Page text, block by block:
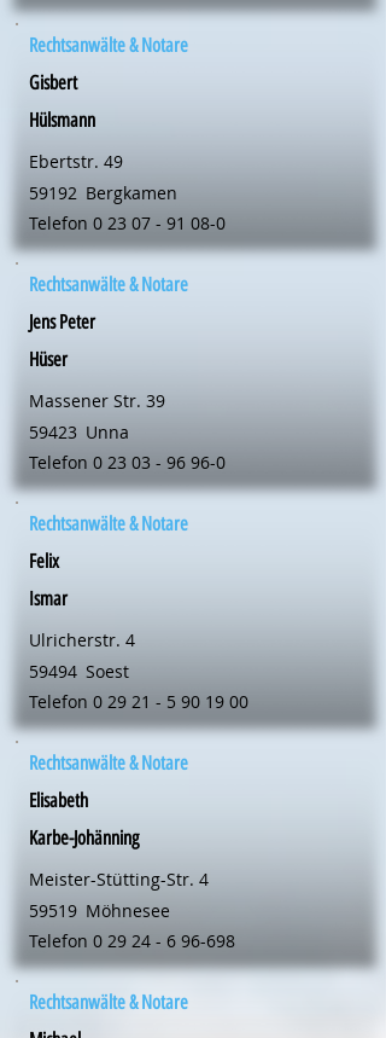
Rechtsanwälte & Notare
Gisbert
Hülsmann
Ebertstr. 49
59192 Bergkamen
Telefon 0 23 07 - 91 08-0
Rechtsanwälte & Notare
Jens Peter
Hüser
Massener Str. 39
59423 Unna
Telefon 0 23 03 - 96 96-0
Rechtsanwälte & Notare
Felix
Ismar
Ulricherstr. 4
59494 Soest
Telefon 0 29 21 - 5 90 19 00
Rechtsanwälte & Notare
Elisabeth
Karbe-Johänning
Meister-Stütting-Str. 4
59519 Möhnesee
Telefon 0 29 24 - 6 96-698
Rechtsanwälte & Notare